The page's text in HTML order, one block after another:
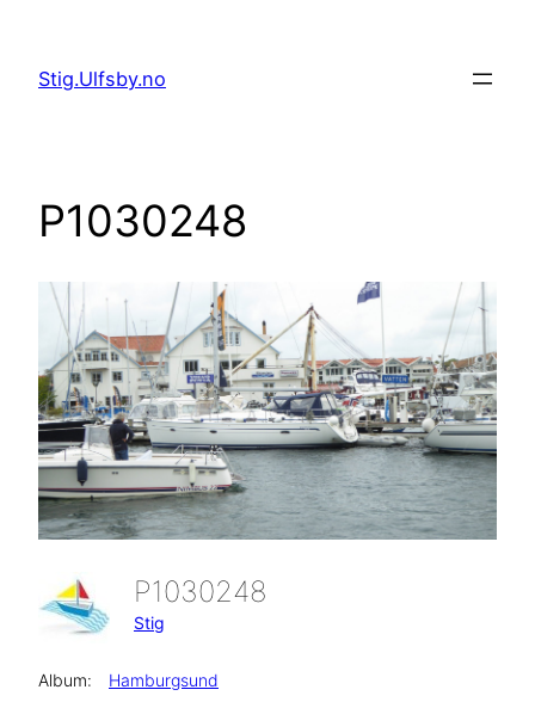
innhold
Stig.Ulfsby.no
P1030248
P1030248
Stig
Album: Hamburgsund